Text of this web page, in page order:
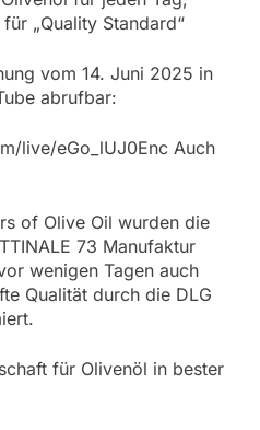
„Quality Standard“
vom 14. Juni 2025 in
abrufbar:
live/eGo_lUJ0Enc Auch
of Olive Oil wurden die
73 Manufaktur
wenigen Tagen auch
Qualität durch die DLG
für Olivenöl in bester